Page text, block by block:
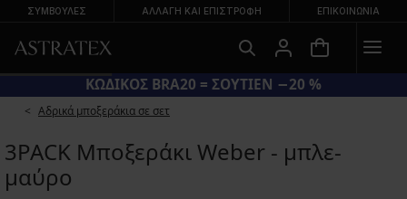
ΣΥΜΒΟΥΛΕΣ ΑΛΛΑΓΉ ΚΑΙ ΕΠΙΣΤΡΟΦΉ ΕΠΙΚΟΙΝΩΝΊΑ
ΚΩΔΙΚΟΣ BRA20 = ΣΟΥΤΙΕΝ −20 %
Αδρικά μποξεράκια σε σετ
3PACK Μποξεράκι Weber - μπλε-
μαύρο